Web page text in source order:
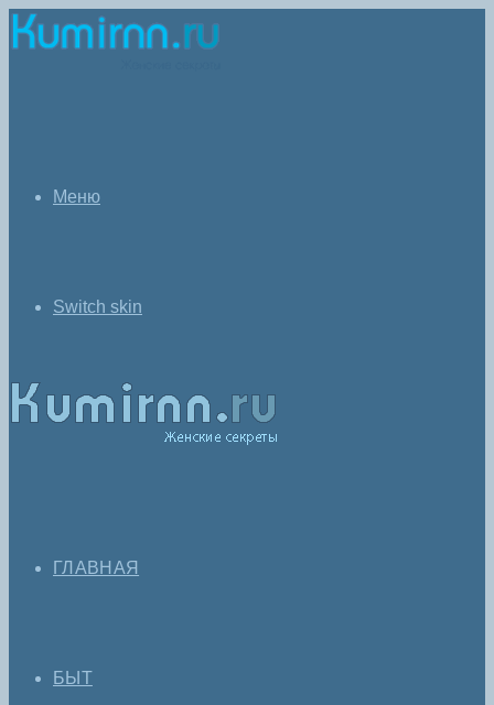
Меню
Switch skin
ГЛАВНАЯ
БЫТ